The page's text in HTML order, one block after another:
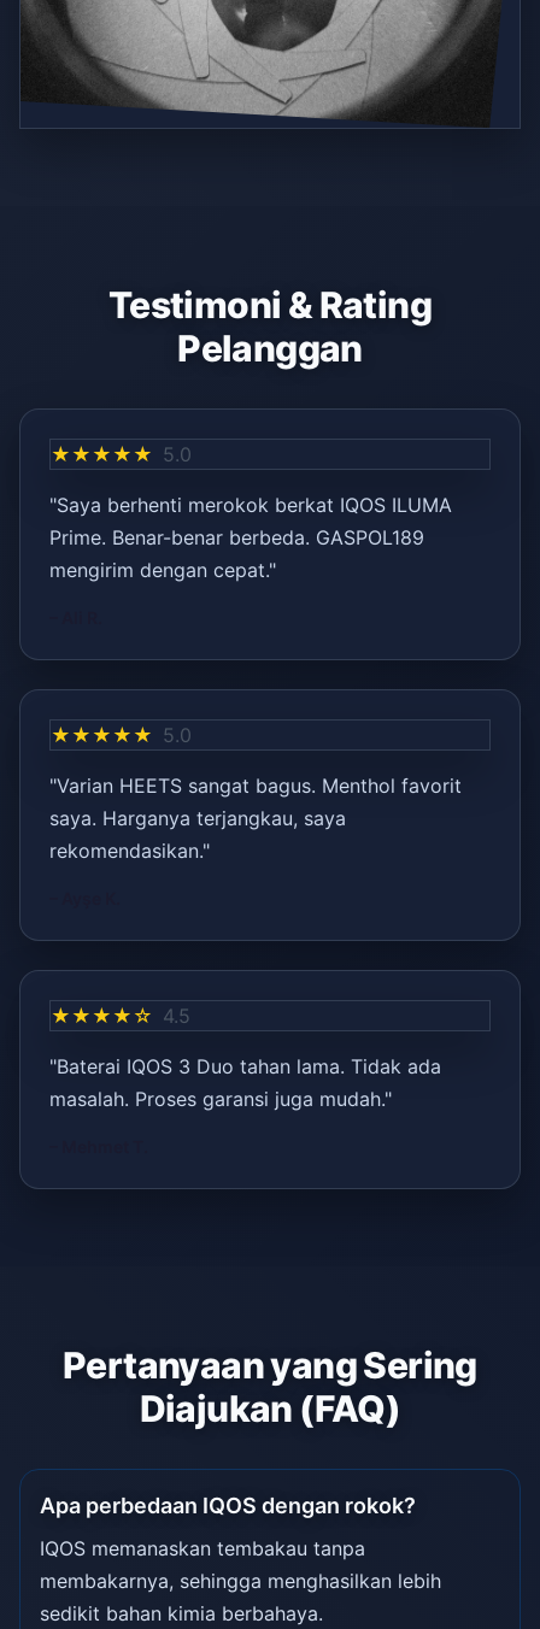
Testimoni & Rating
Pelanggan
★★★★★ 5.0
"Saya berhenti merokok berkat IQOS ILUMA
Prime. Benar-benar berbeda. GASPOL189
mengirim dengan cepat."
★★★★★ 5.0
"Varian HEETS sangat bagus. Menthol favorit
saya. Harganya terjangkau, saya
rekomendasikan."
★★★★☆ 4.5
"Baterai IQOS 3 Duo tahan lama. Tidak ada
masalah. Proses garansi juga mudah."
Pertanyaan yang Sering
Diajukan (FAQ)
Apa perbedaan IQOS dengan rokok?
IQOS memanaskan tembakau tanpa
membakarnya, sehingga menghasilkan lebih
sedikit bahan kimia berbahaya.